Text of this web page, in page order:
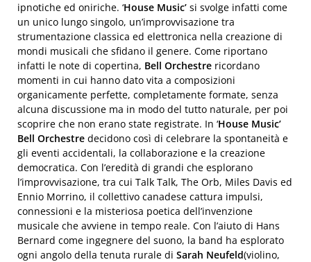
ipnotiche ed oniriche. ‘House Music’ si svolge infatti come
un unico lungo singolo, un’improvvisazione tra
strumentazione classica ed elettronica nella creazione di
mondi musicali che sfidano il genere. Come riportano
infatti le note di copertina, Bell Orchestre ricordano
momenti in cui hanno dato vita a composizioni
organicamente perfette, completamente formate, senza
alcuna discussione ma in modo del tutto naturale, per poi
scoprire che non erano state registrate. In ‘House Music’
Bell Orchestre decidono così di celebrare la spontaneità e
gli eventi accidentali, la collaborazione e la creazione
democratica. Con l’eredità di grandi che esplorano
l’improvvisazione, tra cui Talk Talk, The Orb, Miles Davis ed
Ennio Morrino, il collettivo canadese cattura impulsi,
connessioni e la misteriosa poetica dell’invenzione
musicale che avviene in tempo reale. Con l’aiuto di Hans
Bernard come ingegnere del suono, la band ha esplorato
ogni angolo della tenuta rurale di Sarah Neufeld(violino,